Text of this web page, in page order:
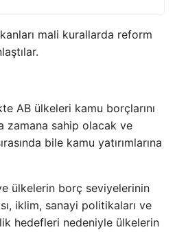
mali kurallarda reform
AB ülkeleri kamu borçlarını
zamana sahip olacak ve
bile kamu yatırımlarına
ülkelerin borç seviyelerinin
iklim, sanayi politikaları ve
hedefleri nedeniyle ülkelerin